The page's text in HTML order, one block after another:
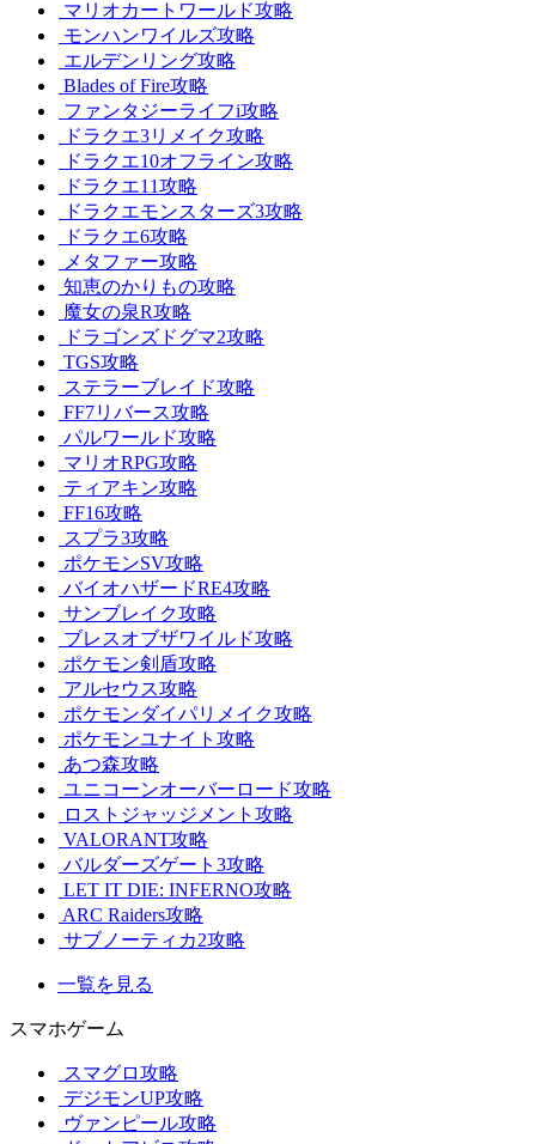
マリオカートワールド攻略
モンハンワイルズ攻略
エルデンリング攻略
Blades of Fire攻略
ファンタジーライフi攻略
ドラクエ3リメイク攻略
ドラクエ10オフライン攻略
ドラクエ11攻略
ドラクエモンスターズ3攻略
ドラクエ6攻略
メタファー攻略
知恵のかりもの攻略
魔女の泉R攻略
ドラゴンズドグマ2攻略
TGS攻略
ステラーブレイド攻略
FF7リバース攻略
パルワールド攻略
マリオRPG攻略
ティアキン攻略
FF16攻略
スプラ3攻略
ポケモンSV攻略
バイオハザードRE4攻略
サンブレイク攻略
ブレスオブザワイルド攻略
ポケモン剣盾攻略
アルセウス攻略
ポケモンダイパリメイク攻略
ポケモンユナイト攻略
あつ森攻略
ユニコーンオーバーロード攻略
ロストジャッジメント攻略
VALORANT攻略
バルダーズゲート3攻略
LET IT DIE: INFERNO攻略
ARC Raiders攻略
サブノーティカ2攻略
一覧を見る
スマホゲーム
スマグロ攻略
デジモンUP攻略
ヴァンピール攻略